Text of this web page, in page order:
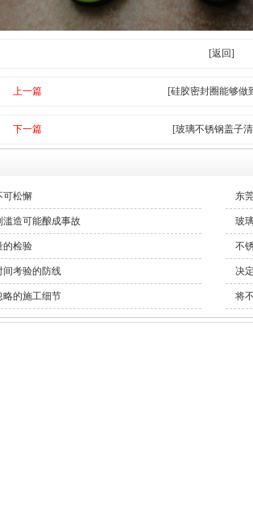
[返回]
上一篇 [硅胶密封圈能够做
下一篇 [玻璃不锈钢盖子
可松懈 东
造可能酿成事故 玻
的检验 不
间考验的防线 决
略的施工细节 将